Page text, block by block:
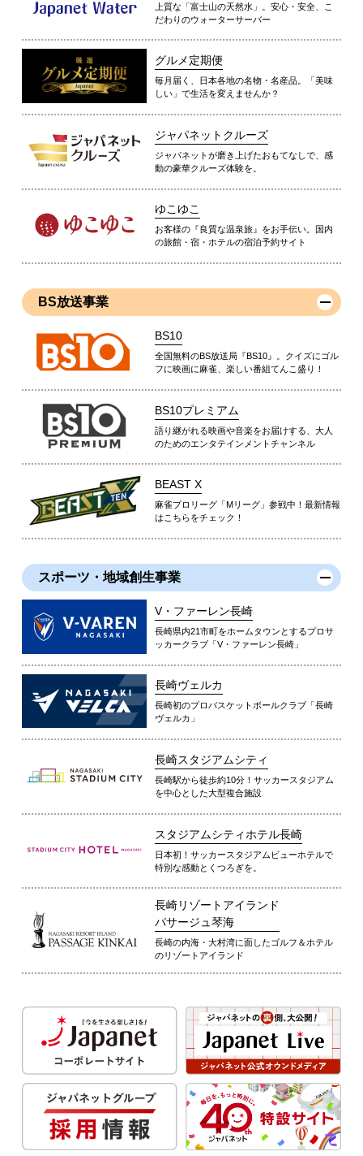
上質な「富士山の天然水」。安心・安全、こ
だわりのウォーターサーバー
グルメ定期便
毎月届く、日本各地の名物・名産品。「美味
しい」で生活を変えませんか？
ジャパネットクルーズ
ジャパネットが磨き上げたおもてなしで、感
動の豪華クルーズ体験を。
ゆこゆこ
お客様の『良質な温泉旅』をお手伝い。国内
の旅館・宿・ホテルの宿泊予約サイト
BS放送事業
BS10
全国無料のBS放送局『BS10』。クイズにゴル
フに映画に麻雀、楽しい番組てんこ盛り！
BS10プレミアム
語り継がれる映画や音楽をお届けする、大人
のためのエンタテインメントチャンネル
BEAST X
麻雀プロリーグ「Mリーグ」参戦中！最新情報
はこちらをチェック！
スポーツ・地域創生事業
V・ファーレン長崎
長崎県内21市町をホームタウンとするプロサ
ッカークラブ「V・ファーレン長崎」
長崎ヴェルカ
長崎初のプロバスケットボールクラブ「長崎
ヴェルカ」
長崎スタジアムシティ
長崎駅から徒歩約10分！サッカースタジアム
を中心とした大型複合施設
スタジアムシティホテル長崎
日本初！サッカースタジアムビューホテルで
特別な感動とくつろぎを。
長崎リゾートアイランド
パサージュ琴海
長崎の内海・大村湾に面したゴルフ＆ホテル
のリゾートアイランド